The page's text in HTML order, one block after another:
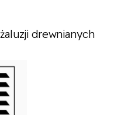
drewnianych